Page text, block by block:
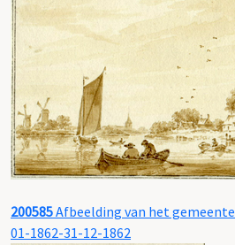
200585Afbeelding van het
01-1862-31-12-1862